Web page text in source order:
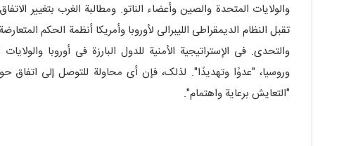
والولایات المتحدة والصین وأعضاء الناتو. ومطالبة الغرب بتغییر
تقبل النظام الدیمقراطی اللیبرالی لأوروبا وأمریکا أنظمة الحکم
والتحدی. فی الإستراتیجیة الأمنیة للدول البارزة فی أوروبا
وروسیا، "عدوًا وتهدیدًا". لذلک، فإن أی محاولة للتوصل إلى اتفاق
"التعایش برعایة واهتمام".